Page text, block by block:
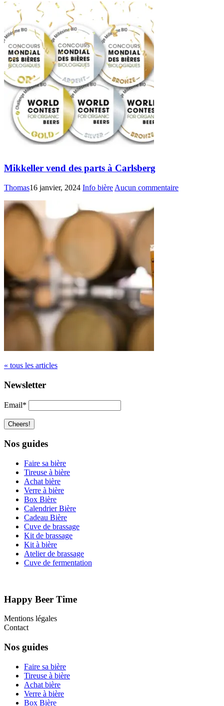
Mikkeller vend des parts à Carlsberg
Thomas16 janvier, 2024 Info bière Aucun commentaire
« tous les articles
Newsletter
Email*
Nos guides
Faire sa bière
Tireuse à bière
Achat bière
Verre à bière
Box Bière
Calendrier Bière
Cadeau Bière
Cuve de brassage
Kit de brassage
Kit à bière
Atelier de brassage
Cuve de fermentation
Happy Beer Time
Mentions légales
Contact
Nos guides
Faire sa bière
Tireuse à bière
Achat bière
Verre à bière
Box Bière